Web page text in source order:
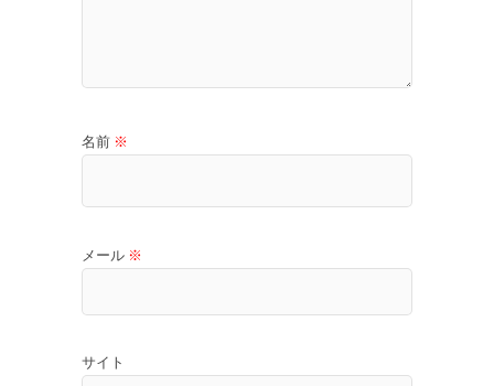
名前 ※
メール ※
サイト